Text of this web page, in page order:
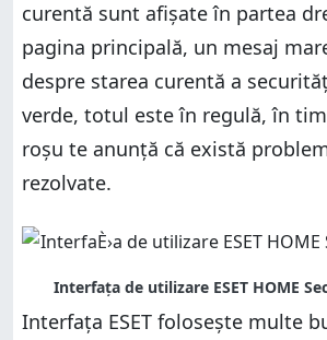
curentă sunt afișate în partea
pagina principală, un mesaj
despre starea curentă a
verde, totul este în regulă, în
roșu te anunță că există
rezolvate.
Interfața ESET folosește multe